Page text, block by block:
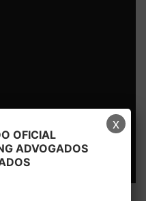
OFICIAL
ADVOGADOS
x